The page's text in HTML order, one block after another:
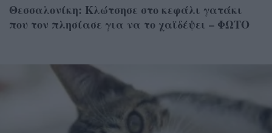
Θεσσαλονίκη: Κλώτσησε στο κεφάλι γατάκι
που τον πλησίασε για να το χαϊδέψει – ΦΩΤΟ